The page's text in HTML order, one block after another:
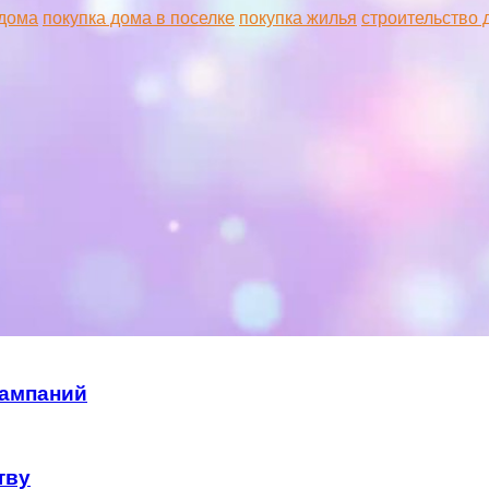
покупка дома в поселке покупка жилья строительство